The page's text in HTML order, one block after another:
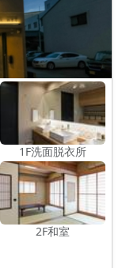
1F洗面脱衣所
2F和室